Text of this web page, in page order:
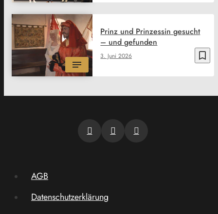
bookmark_border
3. Juni 2026
Prinz und Prinzessin gesucht
– und gefunden
AGB
Datenschutzerklärung